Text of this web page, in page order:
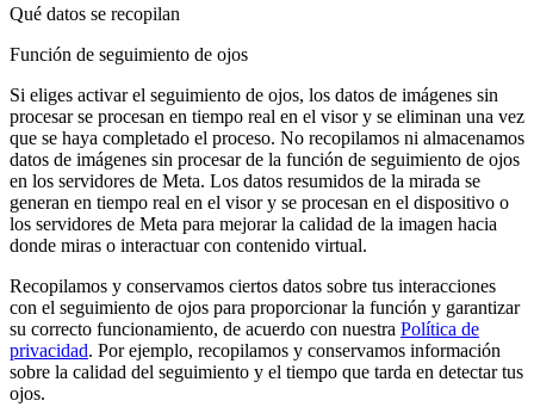
Qué datos se recopilan
Función de seguimiento de ojos
Si eliges activar el seguimiento de ojos, los datos de imágenes sin
procesar se procesan en tiempo real en el visor y se eliminan una vez
que se haya completado el proceso. No recopilamos ni almacenamos
datos de imágenes sin procesar de la función de seguimiento de ojos
en los servidores de Meta. Los datos resumidos de la mirada se
generan en tiempo real en el visor y se procesan en el dispositivo o
los servidores de Meta para mejorar la calidad de la imagen hacia
donde miras o interactuar con contenido virtual.
Recopilamos y conservamos ciertos datos sobre tus interacciones
con el seguimiento de ojos para proporcionar la función y garantizar
su correcto funcionamiento, de acuerdo con nuestra Política de
privacidad. Por ejemplo, recopilamos y conservamos información
sobre la calidad del seguimiento y el tiempo que tarda en detectar tus
ojos.